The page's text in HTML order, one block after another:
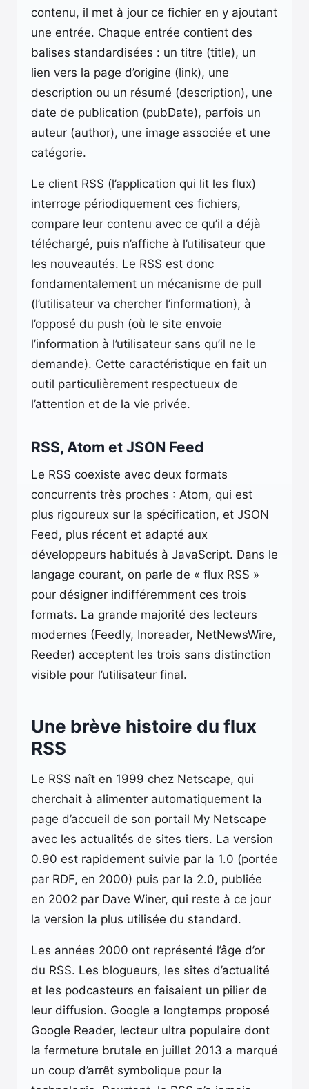
contenu, il met à jour ce fichier en y ajoutant
une entrée. Chaque entrée contient des
balises standardisées : un titre (title), un
lien vers la page d’origine (link), une
description ou un résumé (description), une
date de publication (pubDate), parfois un
auteur (author), une image associée et une
catégorie.
Le client RSS (l’application qui lit les flux)
interroge périodiquement ces fichiers,
compare leur contenu avec ce qu’il a déjà
téléchargé, puis n’affiche à l’utilisateur que
les nouveautés. Le RSS est donc
fondamentalement un mécanisme de pull
(l’utilisateur va chercher l’information), à
l’opposé du push (où le site envoie
l’information à l’utilisateur sans qu’il ne le
demande). Cette caractéristique en fait un
outil particulièrement respectueux de
l’attention et de la vie privée.
RSS, Atom et JSON Feed
Le RSS coexiste avec deux formats
concurrents très proches : Atom, qui est
plus rigoureux sur la spécification, et JSON
Feed, plus récent et adapté aux
développeurs habitués à JavaScript. Dans le
langage courant, on parle de « flux RSS »
pour désigner indifféremment ces trois
formats. La grande majorité des lecteurs
modernes (Feedly, Inoreader, NetNewsWire,
Reeder) acceptent les trois sans distinction
visible pour l’utilisateur final.
Une brève histoire du flux
RSS
Le RSS naît en 1999 chez Netscape, qui
cherchait à alimenter automatiquement la
page d’accueil de son portail My Netscape
avec les actualités de sites tiers. La version
0.90 est rapidement suivie par la 1.0 (portée
par RDF, en 2000) puis par la 2.0, publiée
en 2002 par Dave Winer, qui reste à ce jour
la version la plus utilisée du standard.
Les années 2000 ont représenté l’âge d’or
du RSS. Les blogueurs, les sites d’actualité
et les podcasteurs en faisaient un pilier de
leur diffusion. Google a longtemps proposé
Google Reader, lecteur ultra populaire dont
la fermeture brutale en juillet 2013 a marqué
un coup d’arrêt symbolique pour la